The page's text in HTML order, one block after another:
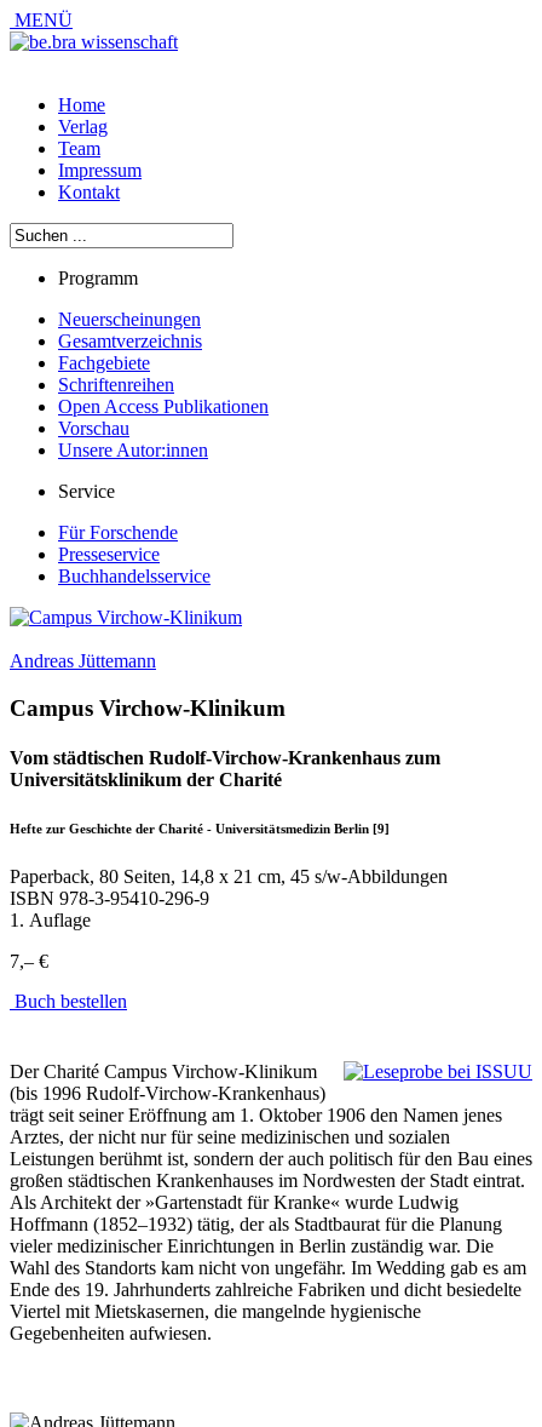
MENÜ
Home
Verlag
Team
Impressum
Kontakt
Programm
Neuerscheinungen
Gesamtverzeichnis
Fachgebiete
Schriftenreihen
Open Access Publikationen
Vorschau
Unsere Autor:innen
Service
Für Forschende
Presseservice
Buchhandelsservice
Andreas Jüttemann
Campus Virchow-Klinikum
Vom städtischen Rudolf-Virchow-Krankenhaus zum
Universitätsklinikum der Charité
Hefte zur Geschichte der Charité - Universitätsmedizin Berlin [9]
Paperback, 80 Seiten, 14,8 x 21 cm, 45 s/w-Abbildungen
ISBN 978-3-95410-296-9
1. Auflage
7,– €
Buch bestellen
Der Charité Campus Virchow-Klinikum
(bis 1996 Rudolf-Virchow-Krankenhaus)
trägt seit seiner Eröffnung am 1. Oktober 1906 den Namen jenes
Arztes, der nicht nur für seine medizinischen und sozialen
Leistungen berühmt ist, sondern der auch politisch für den Bau eines
großen städtischen Krankenhauses im Nordwesten der Stadt eintrat.
Als Architekt der »Gartenstadt für Kranke« wurde Ludwig
Hoffmann (1852–1932) tätig, der als Stadtbaurat für die Planung
vieler medizinischer Einrichtungen in Berlin zuständig war. Die
Wahl des Standorts kam nicht von ungefähr. Im Wedding gab es am
Ende des 19. Jahrhunderts zahlreiche Fabriken und dicht besiedelte
Viertel mit Mietskasernen, die mangelnde hygienische
Gegebenheiten aufwiesen.